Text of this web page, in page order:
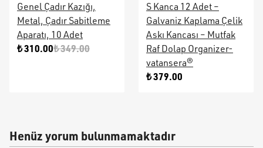
Genel Çadır Kazığı,
Metal, Çadır Sabitleme
Aparatı, 10 Adet
₺ 310.00₺ 349.00
S Kanca 12 Adet –
Galvaniz Kaplama Çelik
Askı Kancası – Mutfak
Raf Dolap Organizer-
vatansera®
₺ 379.00
Henüz yorum bulunmamaktadır